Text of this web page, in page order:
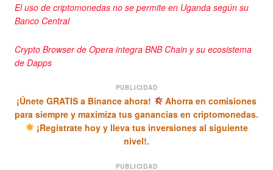
El uso de criptomonedas no se permite en Uganda según su
Banco Central
Crypto Browser de Opera integra BNB Chain y su ecosistema
de Dapps
PUBLICIDAD
¡Únete GRATIS a Binance ahora!
Ahorra en comisiones
para siempre y maximiza tus ganancias en criptomonedas.
¡Regístrate hoy y lleva tus inversiones al siguiente
nivel!.
PUBLICIDAD